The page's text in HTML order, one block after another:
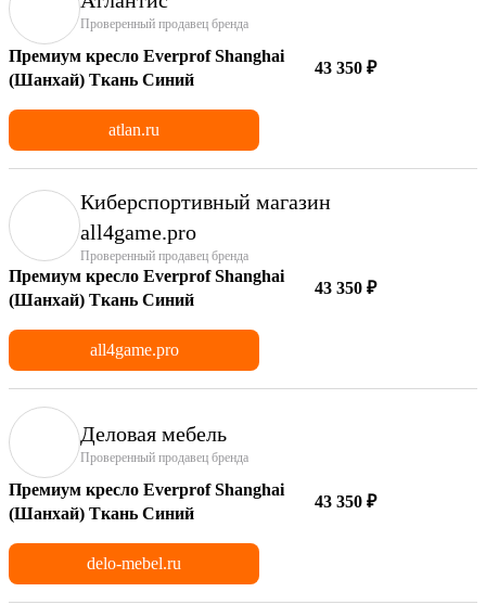
Проверенный продавец бренда
Премиум кресло Everprof Shanghai
(Шанхай) Ткань Синий
43 350 ₽
atlan.ru
Киберспортивный магазин
аll4game.pro
Проверенный продавец бренда
Премиум кресло Everprof Shanghai
(Шанхай) Ткань Синий
43 350 ₽
all4game.pro
Деловая мебель
Проверенный продавец бренда
Премиум кресло Everprof Shanghai
(Шанхай) Ткань Синий
43 350 ₽
delo-mebel.ru